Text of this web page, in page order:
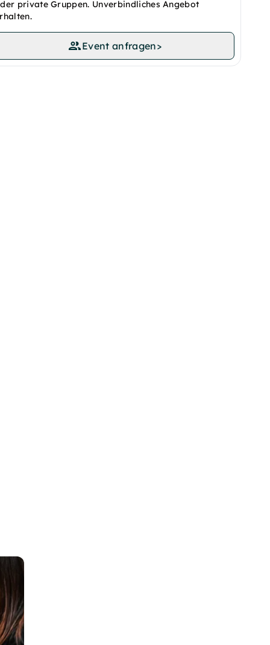
private Gruppen. Unverbindliches Angebot
Event anfragen>